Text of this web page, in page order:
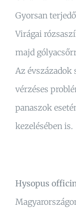
Gyorsan
Virágai
majd
Az
vérzéses
panaszok
kezelésében is.
Hysopus